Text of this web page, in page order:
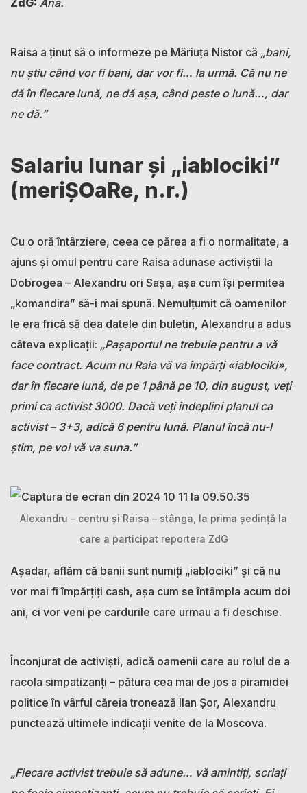
Raisa a ținut să o informeze pe Măriuța Nistor că „bani,
nu știu când vor fi bani, dar vor fi… la urmă. Că nu ne
dă în fiecare lună, ne dă așa, când peste o lună…, dar
ne dă.”
Salariu lunar și „iablociki”
(meriȘOaRe, n.r.)
Cu o oră întârziere, ceea ce părea a fi o normalitate, a
ajuns și omul pentru care Raisa adunase activiștii la
Dobrogea – Alexandru ori Sașa, așa cum își permitea
„komandira” să-i mai spună. Nemulțumit că oamenilor
le era frică să dea datele din buletin, Alexandru a adus
câteva explicații: „Pașaportul ne trebuie pentru a vă
face contract. Acum nu Raia vă va împărți «iablociki»,
dar în fiecare lună, de pe 1 până pe 10, din august, veți
primi ca activist 3000. Dacă veți îndeplini planul ca
activist – 3+3, adică 6 pentru lună. Planul încă nu-l
știm, pe voi vă va suna.”
Alexandru – centru și Raisa – stânga, la prima ședință la
care a participat reportera ZdG
Așadar, aflăm că banii sunt numiți „iablociki” și că nu
vor mai fi împărțiți cash, așa cum se întâmpla acum doi
ani, ci vor veni pe cardurile care urmau a fi deschise.
Înconjurat de activiști, adică oamenii care au rolul de a
racola simpatizanți – pătura cea mai de jos a piramidei
politice în vârful căreia tronează Ilan Șor, Alexandru
punctează ultimele indicații venite de la Moscova.
„Fiecare activist trebuie să adune… vă amintiți, scriați